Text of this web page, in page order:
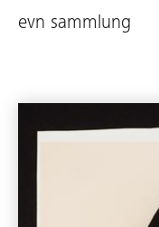
evn sammlung